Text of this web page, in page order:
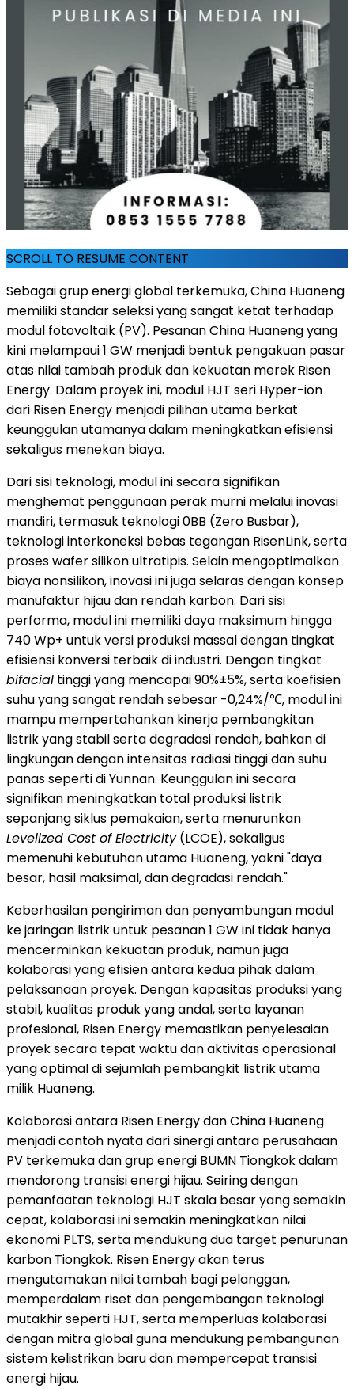
SCROLL TO RESUME CONTENT
Sebagai grup energi global terkemuka, China Huaneng
memiliki standar seleksi yang sangat ketat terhadap
modul fotovoltaik (PV). Pesanan China Huaneng yang
kini melampaui 1 GW menjadi bentuk pengakuan pasar
atas nilai tambah produk dan kekuatan merek Risen
Energy. Dalam proyek ini, modul HJT seri Hyper-ion
dari Risen Energy menjadi pilihan utama berkat
keunggulan utamanya dalam meningkatkan efisiensi
sekaligus menekan biaya.
Dari sisi teknologi, modul ini secara signifikan
menghemat penggunaan perak murni melalui inovasi
mandiri, termasuk teknologi 0BB (Zero Busbar),
teknologi interkoneksi bebas tegangan RisenLink, serta
proses wafer silikon ultratipis. Selain mengoptimalkan
biaya nonsilikon, inovasi ini juga selaras dengan konsep
manufaktur hijau dan rendah karbon. Dari sisi
performa, modul ini memiliki daya maksimum hingga
740 Wp+ untuk versi produksi massal dengan tingkat
efisiensi konversi terbaik di industri. Dengan tingkat
bifacial tinggi yang mencapai 90%±5%, serta koefisien
suhu yang sangat rendah sebesar -0,24%/℃, modul ini
mampu mempertahankan kinerja pembangkitan
listrik yang stabil serta degradasi rendah, bahkan di
lingkungan dengan intensitas radiasi tinggi dan suhu
panas seperti di Yunnan. Keunggulan ini secara
signifikan meningkatkan total produksi listrik
sepanjang siklus pemakaian, serta menurunkan
Levelized Cost of Electricity(LCOE), sekaligus
memenuhi kebutuhan utama Huaneng, yakni "daya
besar, hasil maksimal, dan degradasi rendah."
Keberhasilan pengiriman dan penyambungan modul
ke jaringan listrik untuk pesanan 1 GW ini tidak hanya
mencerminkan kekuatan produk, namun juga
kolaborasi yang efisien antara kedua pihak dalam
pelaksanaan proyek. Dengan kapasitas produksi yang
stabil, kualitas produk yang andal, serta layanan
profesional, Risen Energy memastikan penyelesaian
proyek secara tepat waktu dan aktivitas operasional
yang optimal di sejumlah pembangkit listrik utama
milik Huaneng.
Kolaborasi antara Risen Energy dan China Huaneng
menjadi contoh nyata dari sinergi antara perusahaan
PV terkemuka dan grup energi BUMN Tiongkok dalam
mendorong transisi energi hijau. Seiring dengan
pemanfaatan teknologi HJT skala besar yang semakin
cepat, kolaborasi ini semakin meningkatkan nilai
ekonomi PLTS, serta mendukung dua target penurunan
karbon Tiongkok. Risen Energy akan terus
mengutamakan nilai tambah bagi pelanggan,
memperdalam riset dan pengembangan teknologi
mutakhir seperti HJT, serta memperluas kolaborasi
dengan mitra global guna mendukung pembangunan
sistem kelistrikan baru dan mempercepat transisi
energi hijau.